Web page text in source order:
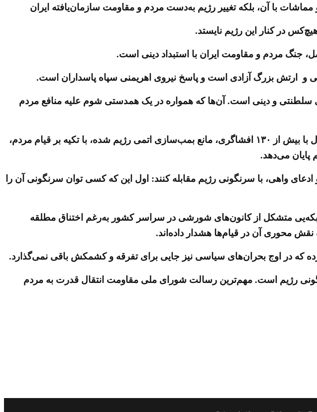
با آن، بلکه تغییر رژیم به‌دست مردم و مقاومت سازمان‌یافته ایران
در کنار این رژیم نایستد.
جنگ مردم و مقاومت ایران با استبداد دینی است.
و ارتش بزرگ آزادی است و پاسخ نیروی اهریمنی سپاه پاسداران است.
سلطنتی و دینی است. آن‌ها که همواره در یک همدستی شوم علیه منافع مردم
خامنه‌ای به قیمت نابودی کشور می‌خواهد سرنگونی را عقب بیندازد. اما مقاومتی که تا به حال با بیش از ۱۳۰ افشاگری، مانع بمب‌سازی اتمی رژیم شده، با تکیه بر قیام مردم،
می‌دهد.
واهی، با سرنگونی رژیم مقابله کنند: اول این که کسی توان سرنگونی آن را
حاکم در نبرد است. شبکه‌یی متشکل از کانون‌های شورشی در سراسر کشور به‌رغم اختناق مطلقه
محوری آن در قیام‌ها هشدار داده‌اند.
که در اوج بحران‌های سیاسی نیز جایی برای تفرقه و کشمکش باقی نمی‌گذارد.
رژیم است. مهم‌ترین رسالت شورای ملی مقاومت انتقال قدرت به مردم